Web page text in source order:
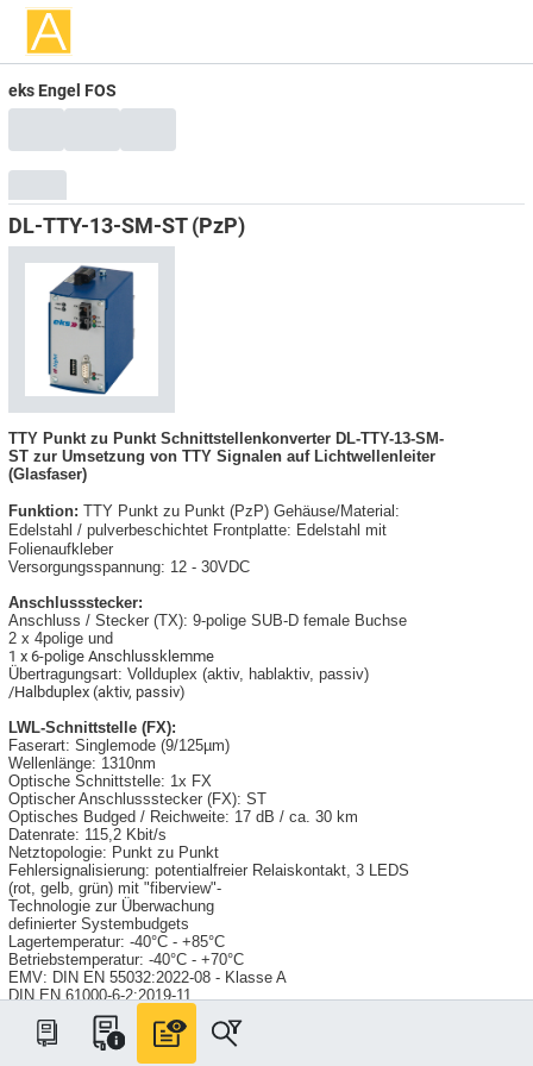
eks Engel FOS
DL-TTY-13-SM-ST (PzP)
TTY Punkt zu Punkt Schnittstellenkonverter DL-TTY-13-SM-
ST zur Umsetzung von TTY Signalen auf Lichtwellenleiter
(Glasfaser)
Funktion: TTY Punkt zu Punkt (PzP) Gehäuse/Material:
Edelstahl / pulverbeschichtet Frontplatte: Edelstahl mit
Folienaufkleber
Versorgungsspannung: 12 - 30VDC
Anschlussstecker:
Anschluss / Stecker (TX): 9-polige SUB-D female Buchse
2 x 4polige und
1 x 6-polige Anschlussklemme
Übertragungsart: Vollduplex (aktiv, hablaktiv, passiv)
/Halbduplex (aktiv, passiv)
LWL-Schnittstelle (FX):
Faserart: Singlemode (9/125µm)
Wellenlänge: 1310nm
Optische Schnittstelle: 1x FX
Optischer Anschlussstecker (FX): ST
Optisches Budged / Reichweite: 17 dB / ca. 30 km
Datenrate: 115,2 Kbit/s
Netztopologie: Punkt zu Punkt
Fehlersignalisierung: potentialfreier Relaiskontakt, 3 LEDS
(rot, gelb, grün) mit "fiberview"-
Technologie zur Überwachung
definierter Systembudgets
Lagertemperatur: -40°C - +85°C
Betriebstemperatur: -40°C - +70°C
EMV: DIN EN 55032:2022-08 - Klasse A
DIN EN 61000-6-2:2019-11
Potentialtrennung: 500 VDC (24VDC - RS232)
Montage / Befestigung